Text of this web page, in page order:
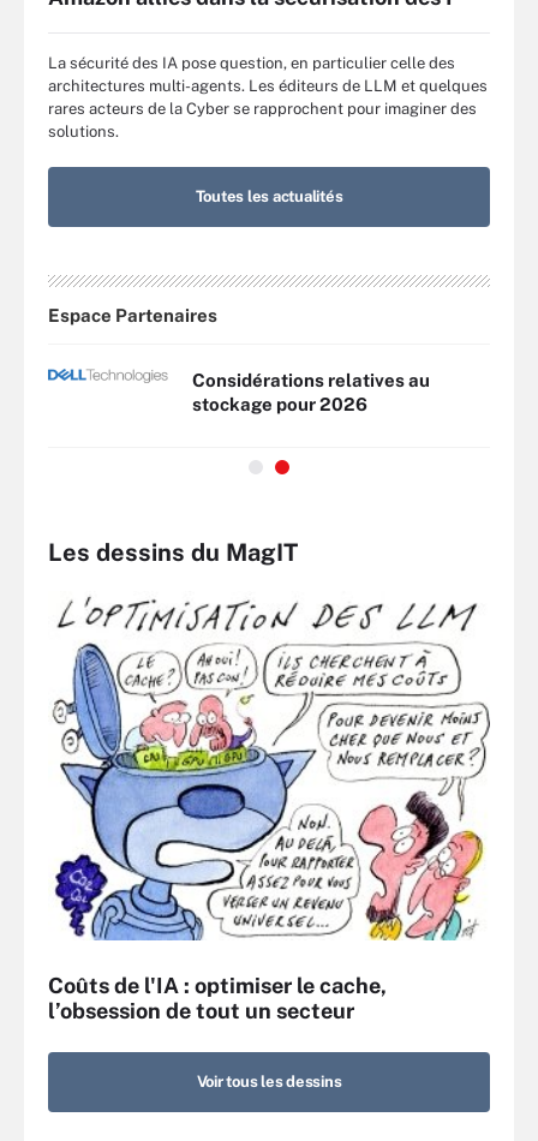
La sécurité des IA pose question, en particulier celle des
architectures multi-agents. Les éditeurs de LLM et quelques
rares acteurs de la Cyber se rapprochent pour imaginer des
solutions.
Toutes les actualités
Espace Partenaires
Considérations relatives au
stockage pour 2026
Les dessins du MagIT
Coûts de l'IA : optimiser le cache,
l’obsession de tout un secteur
Voir tous les dessins